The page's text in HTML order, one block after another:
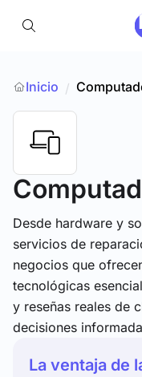
Inicio /
Desde hardware y
servicios de
negocios que
tecnológicas
y reseñas reales de
decisiones
La ventaja de